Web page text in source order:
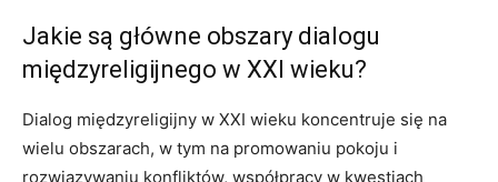
Jakie są główne obszary dialogu
międzyreligijnego w XXI wieku?
Dialog międzyreligijny w XXI wieku koncentruje się na
wielu obszarach, w tym na promowaniu pokoju i
rozwiązywaniu konfliktów, współpracy w kwestiach